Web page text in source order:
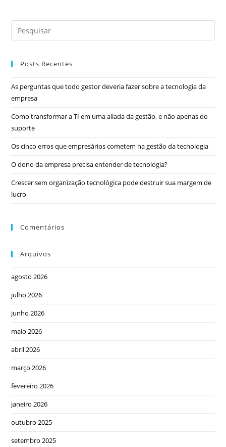
Posts Recentes
As perguntas que todo gestor deveria fazer sobre a tecnologia da
empresa
Como transformar a TI em uma aliada da gestão, e não apenas do
suporte
Os cinco erros que empresários cometem na gestão da tecnologia
O dono da empresa precisa entender de tecnologia?
Crescer sem organização tecnológica pode destruir sua margem de
lucro
Comentários
Arquivos
agosto 2026
julho 2026
junho 2026
maio 2026
abril 2026
março 2026
fevereiro 2026
janeiro 2026
outubro 2025
setembro 2025